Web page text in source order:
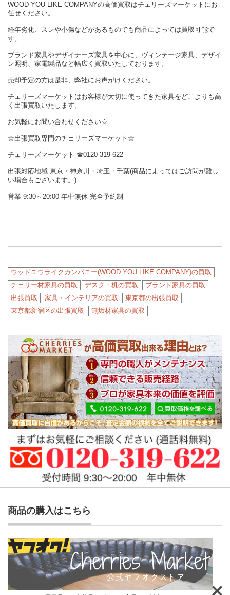
WOOD YOU LIKE COMPANYの高価買取はチェリーズマーケットにお
任せください。
経年劣化、スレや小傷などがあるものでも商品によっては買取可能で
す。
ブランド家具やデザイナーズ家具を中心に、ヴィンテージ家具、デザイ
ン照明、家電製品など幅広く買取いたしております。
売却予定の方は是非、弊社にお声がけください。
チェリーズマーケットはお客様が大切に使ってきた家具をどこよりも高
く出張買取いたします。
お気軽にお問い合わせください☆
☆出張買取専門のチェリーズマーケット☆
チェリーズマーケット ☎︎0120-319-622
出張対応地域 東京・神奈川・埼玉・千葉(商品によってはご訪問が難し
い場合もございます。)
営業 9:30～20:00 年中無休 完全予約制
ウッドユウライクカンパニー(WOOD YOU LIKE COMPANY)の買取
チェリー材家具の買取
デスク・机の買取
ブランド家具の買取
出張買取
家具・インテリアの買取
東京都の出張買取
東京都新宿区の出張買取
無垢材家具の買取
商品の購入はこちら